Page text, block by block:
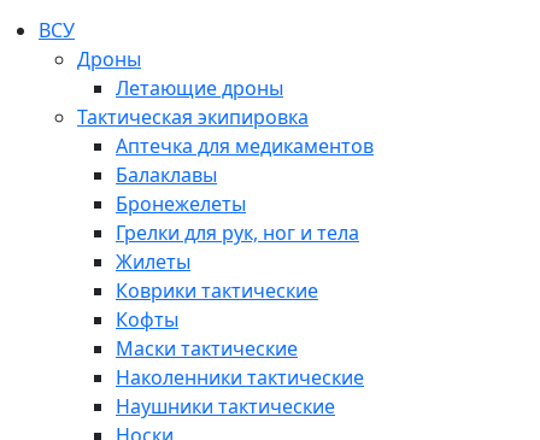
ВСУ
Дроны
Летающие дроны
Тактическая экипировка
Аптечка для медикаментов
Балаклавы
Бронежелеты
Грелки для рук, ног и тела
Жилеты
Коврики тактические
Кофты
Маски тактические
Наколенники тактические
Наушники тактические